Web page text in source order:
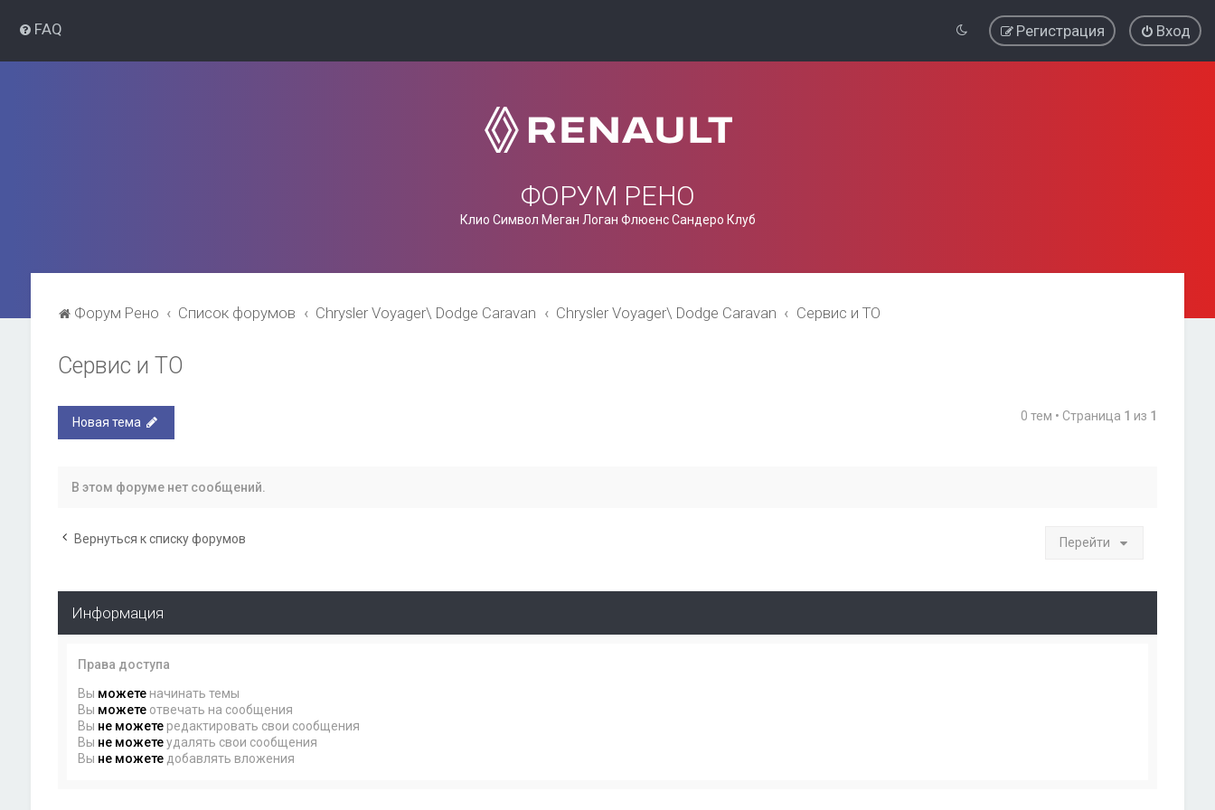
FAQ Вход
Регистрация
ФОРУМ РЕНО
Клио Символ Меган Логан Флюенс Сандеро Клуб
Форум Рено Список форумов Chrysler Voyager\ Dodge Caravan Chrysler Voyager\ Dodge Caravan Сервис и ТО
Сервис и ТО
Новая тема 0 тем • Страница 1 из 1
В этом форуме нет сообщений.
Вернуться к списку форумов Перейти
Информация
Права доступа
Вы можетеначинать темы
Вы можетеотвечать на сообщения
Вы не можетередактировать свои сообщения
Вы не можетеудалять свои сообщения
Вы не можетедобавлять вложения